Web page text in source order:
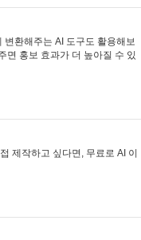
환해주는 AI 도구도 활용해보
면 홍보 효과가 더 높아질 수 있
제작하고 싶다면, 무료로 AI 이